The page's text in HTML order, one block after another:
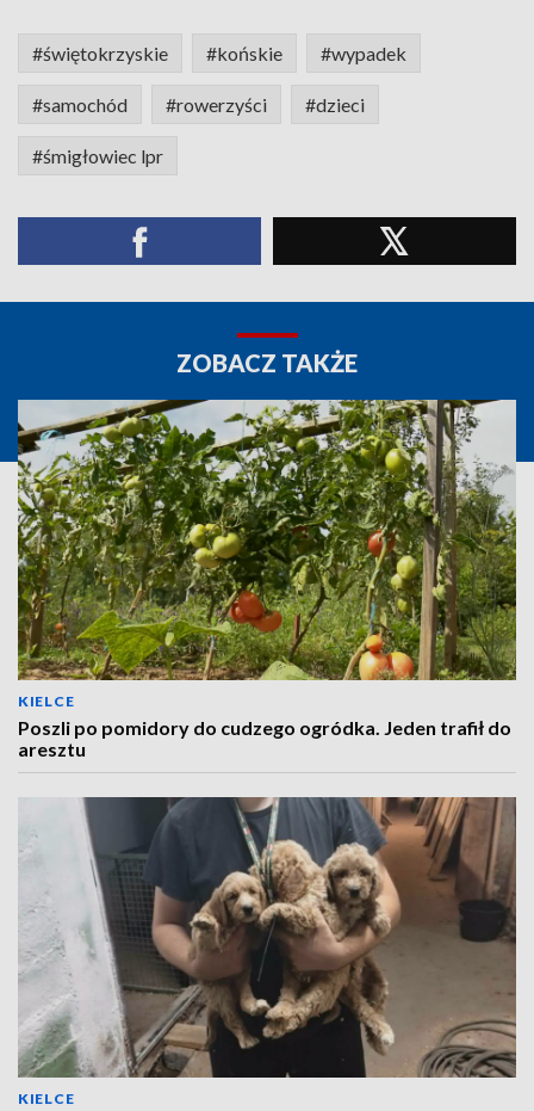
#świętokrzyskie #końskie #wypadek
#samochód #rowerzyści #dzieci
#śmigłowiec lpr
ZOBACZ TAKŻE
KIELCE
Poszli po pomidory do cudzego ogródka. Jeden trafił do
aresztu
KIELCE